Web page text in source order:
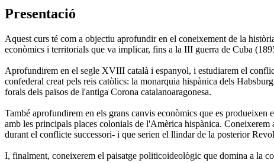
Presentació
Aquest curs té com a objectiu aprofundir en el coneixement de la
econòmics i territorials que va implicar, fins a la III guerra de Cuba
Aprofundirem en el segle XVIII català i espanyol, i estudiarem el
confederal creat pels reis catòlics: la monarquia hispànica dels
forals dels països de l'antiga Corona catalanoaragonesa.
També aprofundirem en els grans canvis econòmics que es
amb les principals places colonials de l'Amèrica hispànica.
durant el conflicte successori- i que serien el llindar de la posterior
I, finalment, coneixerem el paisatge politicoideològic que domina a la